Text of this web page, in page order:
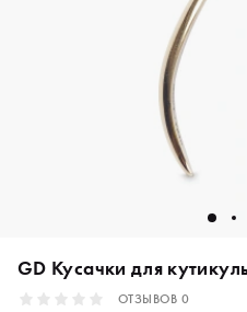
GD Кусачки для
ОТЗЫВОВ 0